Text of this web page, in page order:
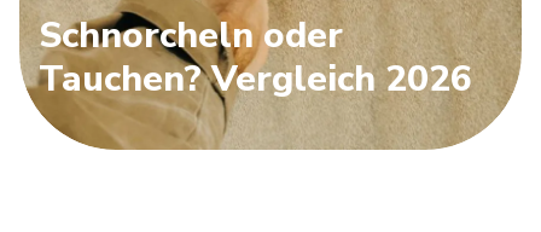
Schnorcheln oder
Tauchen? Vergleich 2026